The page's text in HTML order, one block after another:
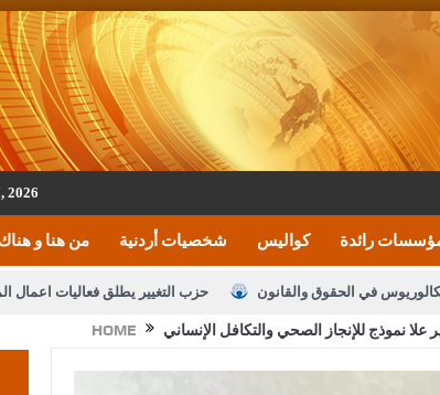
2026
من هنا و هناك شخصيات أردنية كواليس رائدة
حزب التغيير يطلق فعاليات اعمال في الحقوق والقانون
بيان اجتماع عمّان:دعم الوصاية الهاشمية التاريخية على المقدسات
النواب يقر مشروع تعديل النواب على شراكة فاعلة مع الإعلام
HOME